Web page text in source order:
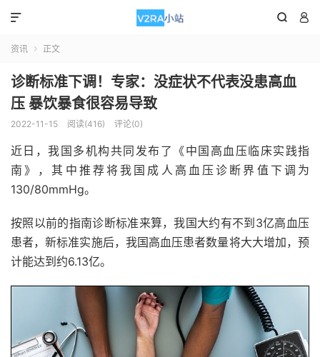
 

资讯  正文
诊断标准下调！专家：没症状不代表没患高血
压 暴饮暴食很容易导致
2022-11-15 阅读(416) 评论(0)
近日，我国多机构共同发布了《中国高血压临床实践指
南》，其中推荐将我国成人高血压诊断界值下调为
130/80mmHg。
按照以前的指南诊断标准来算，我国大约有不到3亿高血压
患者，新标准实施后，我国高血压患者数量将大大增加，预
计能达到约6.13亿。